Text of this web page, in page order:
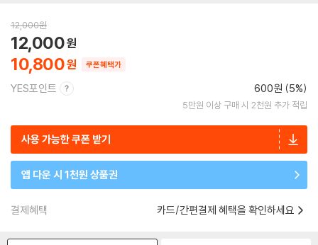
12,000원
10,800
12,000
쿠폰혜택가
YES포인트 600원 (5%)
5만원 이상 구매 시 2천원 추가 적립
사용 가능한 쿠폰 받기
앱 다운 시 1천원 상품권
결제혜택 카드/간편결제 혜택을 확인하세요